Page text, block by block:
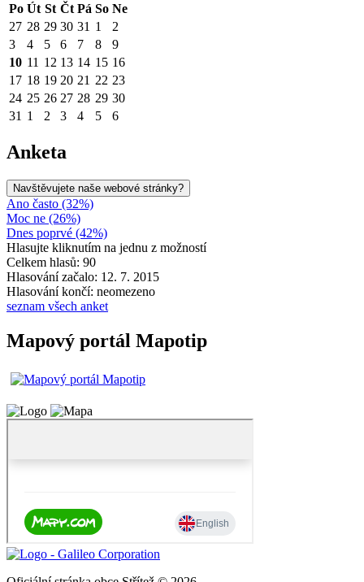
Po Út St Čt Pá So Ne
27 28 29 30 31 1
2
3
4 5 6 7 8
9
10 11 12 13 14 15 16
17 18 19 20 21 22 23
24 25 26 27 28 29 30
31 1 2 3 4 5 6
Anketa
Navštěvujete naše webové stránky?
Ano často (32%)
Moc ne (26%)
Dnes poprvé (42%)
Hlasujte kliknutím na jednu z možností
Celkem hlasů: 90
Hlasování začalo: 12. 7. 2015
Hlasování končí: neomezeno
seznam všech anket
Mapový portál Mapotip